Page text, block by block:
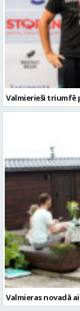
Valmierieši triumfē
Valmieras novadā